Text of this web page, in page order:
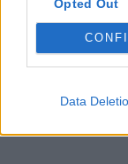
Opted Out
Data